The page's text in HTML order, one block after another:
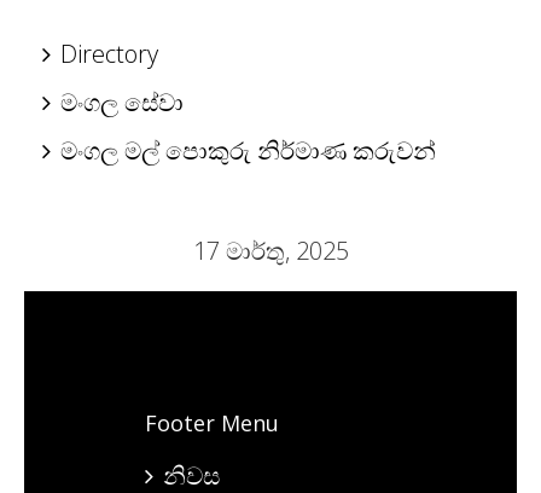
Directory
මංගල සේවා
මංගල මල් පොකුරු නිර්මාණ කරුවන්
17 මාර්තු, 2025
Footer Menu
නිවස